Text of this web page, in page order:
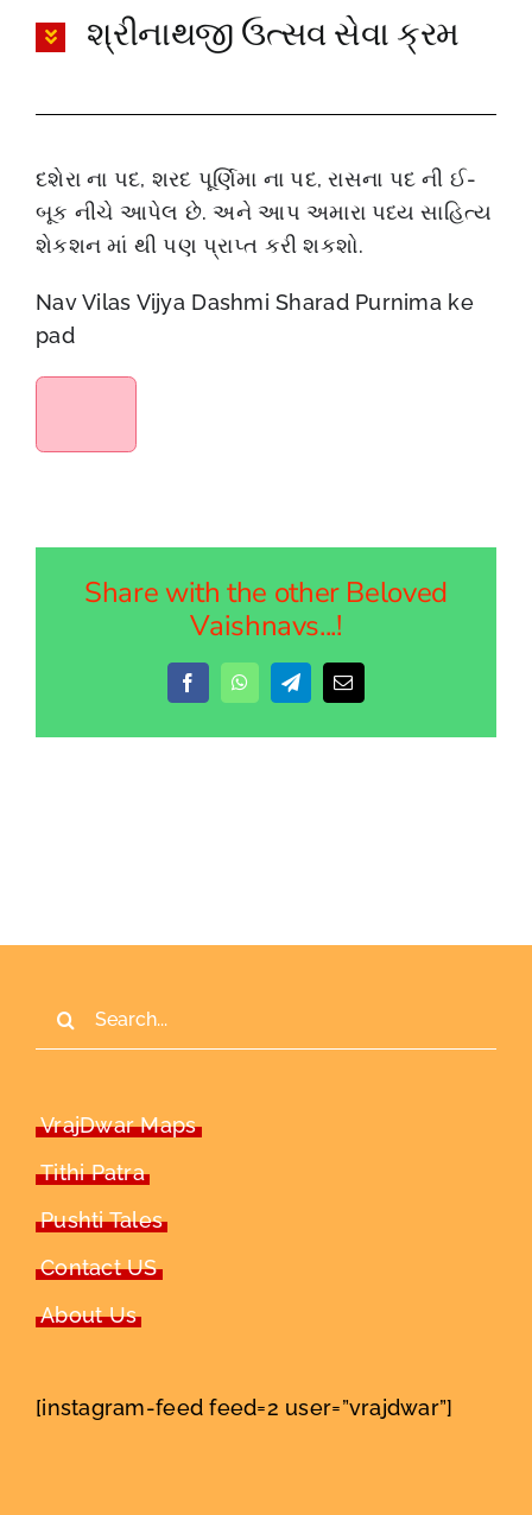
શ્રીનાથજી ઉત્સવ સેવા ક્રમ
દશેરા ના પદ, શરદ પૂર્ણિમા ના પદ, રાસના પદ ની ઈ-
બૂક નીચે આપેલ છે. અને આપ અમારા પધ્ય સાહિત્ય
શેકશન માં થી પણ પ્રાપ્ત કરી શકશો.
Nav Vilas Vijya Dashmi Sharad Purnima ke
pad
Share with the other Beloved
Vaishnavs...!
FacebookWhatsAppTelegramEmail
VrajDwar Maps
Tithi Patra
Pushti Tales
Contact US
About Us
[instagram-feed feed=2 user=”vrajdwar”]